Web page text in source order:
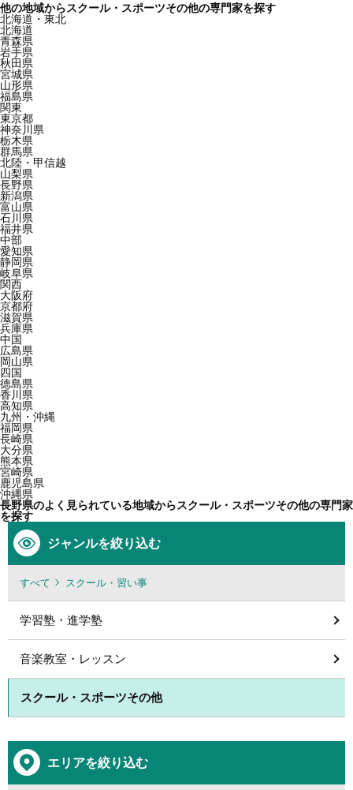
他の地域からスクール・スポーツその他の専門家を探す
北海道・東北
北海道
青森県
岩手県
秋田県
宮城県
山形県
福島県
関東
東京都
神奈川県
栃木県
群馬県
北陸・甲信越
山梨県
長野県
新潟県
富山県
石川県
福井県
中部
愛知県
静岡県
岐阜県
関西
大阪府
京都府
滋賀県
兵庫県
中国
広島県
岡山県
四国
徳島県
香川県
高知県
九州・沖縄
福岡県
長崎県
大分県
熊本県
宮崎県
鹿児島県
沖縄県
長野県のよく見られている地域からスクール・スポーツその他の専門家
を探す
ジャンルを絞り込む
すべて スクール・習い事
学習塾・進学塾
音楽教室・レッスン
スクール・スポーツその他
エリアを絞り込む